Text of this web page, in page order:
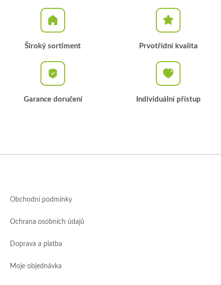
Široký sortiment Prvotřídní kvalita
Garance doručení Individuální přístup
Obchodní podmínky
Ochrana osobních údajů
Doprava a platba
Moje objednávka